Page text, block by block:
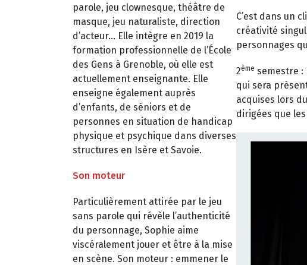
parole, jeu clownesque, théâtre de
masque, jeu naturaliste, direction
d’acteur… Elle intègre en 2019 la
formation professionnelle de l’École
des Gens à Grenoble, où elle est
actuellement enseignante. Elle
enseigne également auprès
d’enfants, de séniors et de
personnes en situation de handicap
physique et psychique dans diverses
structures en Isère et Savoie.
Son moteur
Particulièrement attirée par le jeu
sans parole qui révèle l’authenticité
du personnage, Sophie aime
viscéralement jouer et être à la mise
en scène. Son moteur : emmener le
C’est dans un
créativité
personnages
2ème semestre :
qui sera
acquises lors
dirigées que